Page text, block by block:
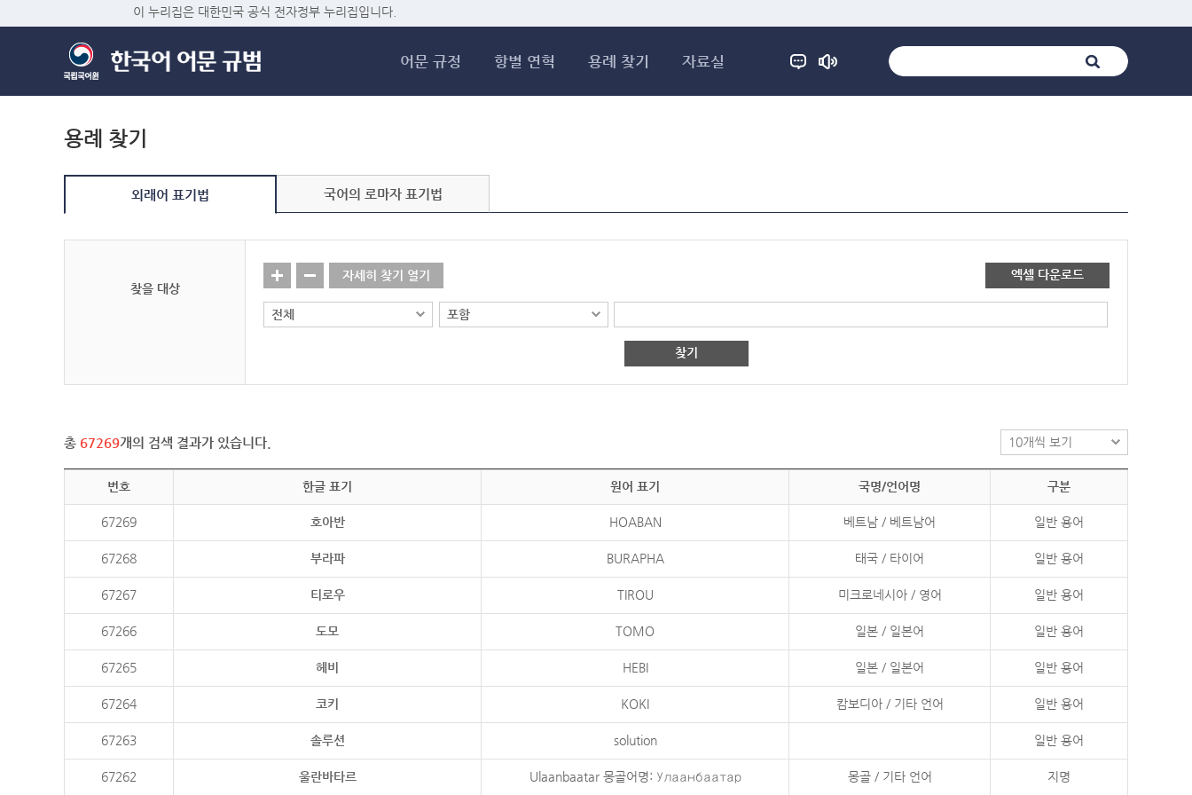
이 누리집은 대한민국 공식 전자정부 누리집입니다.
어문 규정 항별 연혁 용례 찾기 자료실
용례 찾기
외래어 표기법 국어의 로마자 표기법
찾을 대상
자세히 찾기 열기 엑셀 다운로드
찾기
총 67269개의 검색 결과가 있습니다.
번호 한글 표기 원어 표기 국명/언어명 구분
67269 호아반 HOABAN 베트남 / 베트남어 일반 용어
67268 부라파 BURAPHA 태국 / 타이어 일반 용어
67267 티로우 TIROU 미크로네시아 / 영어 일반 용어
67266 도모 TOMO 일본 / 일본어 일반 용어
67265 헤비 HEBI 일본 / 일본어 일반 용어
67264 코키 KOKI 캄보디아 / 기타 언어 일반 용어
67263 솔루션 solution 일반 용어
67262 울란바타르 Ulaanbaatar 몽골어명: Улаанбаатар 몽골 / 기타 언어 지명